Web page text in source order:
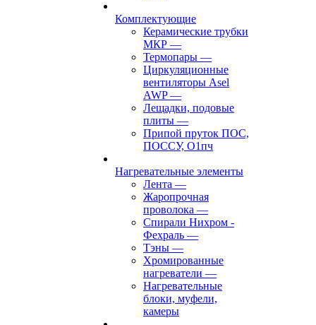
Комплектующие
Керамические трубки
МКР —
Термопары —
Циркуляционные
вентиляторы Asel
AWP—
Лещадки, подовые
плиты —
Припой пруток ПОС,
ПОССУ, О1пч
Нагревательные элементы
Лента —
Жаропрочная
проволока —
Спирали Нихром -
Фехраль —
Тэны —
Хромированные
нагреватели —
Нагревательные
блоки, муфели,
камеры